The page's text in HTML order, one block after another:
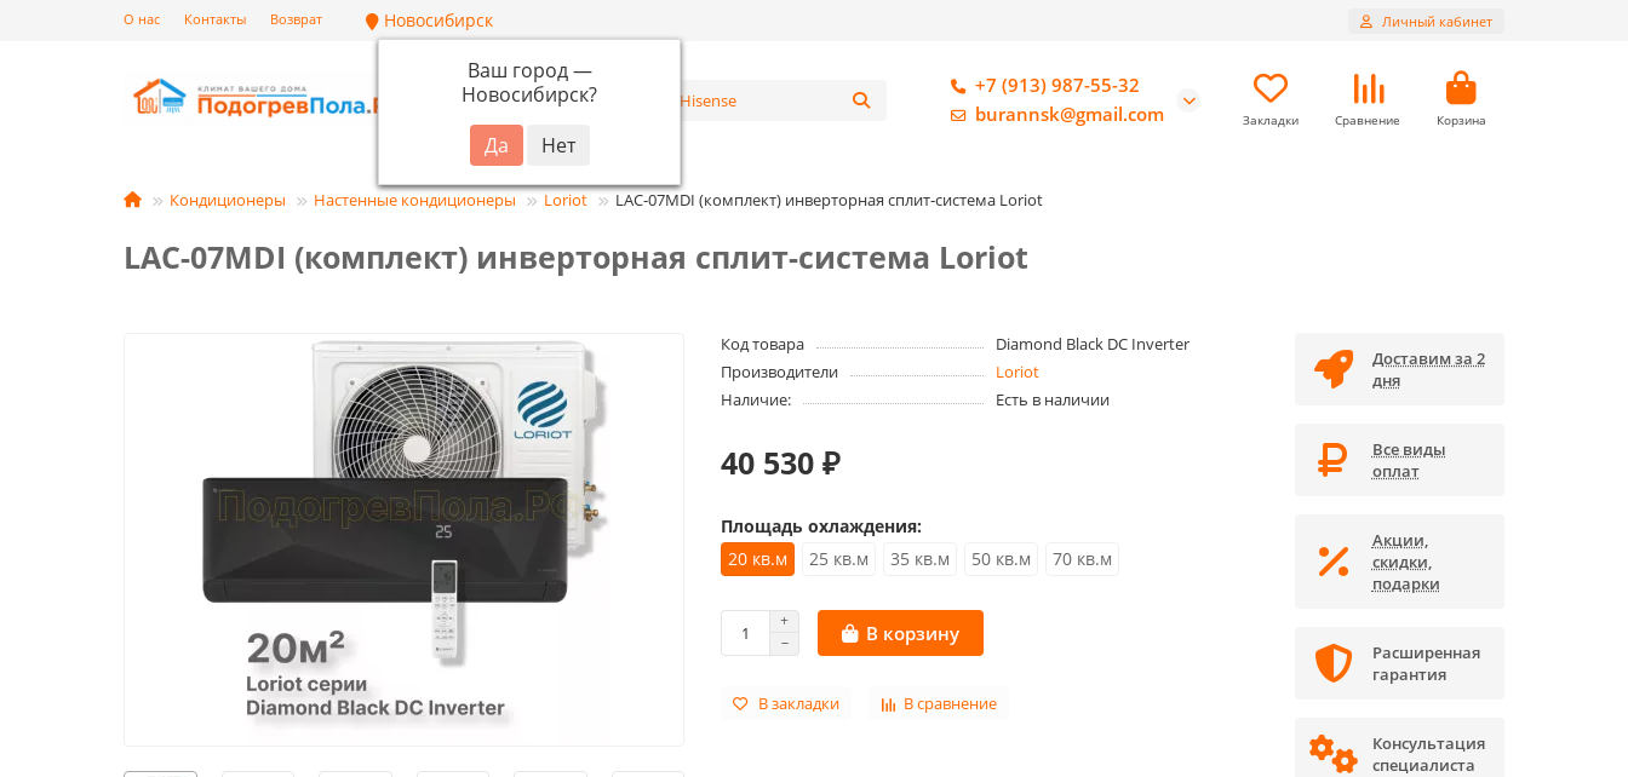
О нас Контакты Возврат Новосибирск
Ваш город —
Новосибирск?
Личный кабинет
Каталог
+7 (913) 987-55-32
burannsk@gmail.com
Закладки Сравнение Корзина
Кондиционеры Настенные кондиционеры Loriot LAC-07MDI (комплект) инверторная сплит-система Loriot
LAC-07MDI (комплект) инверторная сплит-система Loriot
Код товара
Diamond Black DC Inverter
Производители
Loriot
Наличие:
Есть в наличии
40 530 ₽
Площадь охлаждения:
20 кв.м
25 кв.м 35 кв.м 50 кв.м 70 кв.м
В корзину
В закладки В сравнение
Доставим за 2
дня
Все виды
оплат
Акции,
скидки,
подарки
Расширенная
гарантия
Консультация
специалиста